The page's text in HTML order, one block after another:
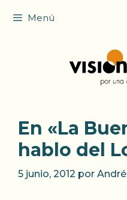
Menú
En «La
hablo del
5 junio, 2012 por